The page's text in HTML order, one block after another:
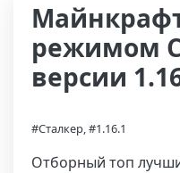
режимом
версии
#Сталкер, #1.16.1
Отборный топ